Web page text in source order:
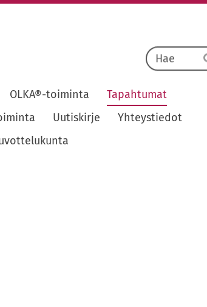
OLKA®-toiminta
Tapahtumat
Uutiskirje
Yhteystiedot